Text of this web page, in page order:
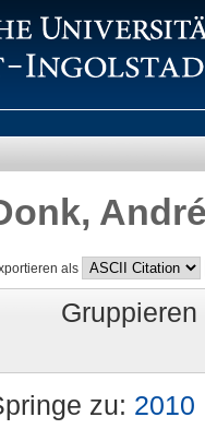
als
zu: 2010